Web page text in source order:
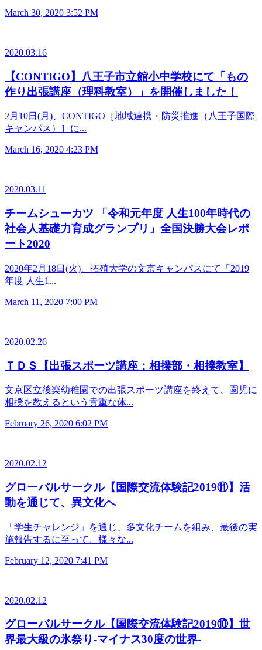
March 30, 2020 3:52 PM
2020.03.16
【CONTIGO】八王子市立館小中学校にて「もの
作り出張講座（理科教室）」を開催しました！
2月10日(月)、CONTIGO［地域連携・防災推進（八王子国際
キャンパス）］に...
March 16, 2020 4:23 PM
2020.03.11
チームシューカツ 「令和元年度 人生100年時代の
社会人基礎力育成グランプリ」全国決勝大会レポ
ート2020
2020年2月18日(火)、拓殖大学の文京キャンパスにて「2019
年度 人生1...
March 11, 2020 7:00 PM
2020.02.26
ＴＤＳ【出張スポーツ講座：相撲部・相撲教室】
文京区立後楽幼稚園での出張スポーツ講座を終えて、園児に
相撲を教えるという貴重な体...
February 26, 2020 6:02 PM
2020.02.12
グローバルサークル【国際交流体験記2019⑪】活
動を通じて、異文化へ
「学生チャレンジ」を通じ、多文化チームを組み、最後の実
施報告するに至って、様々な...
February 12, 2020 7:41 PM
2020.02.12
グローバルサークル【国際交流体験記2019⑩】世
界最大級の氷祭り-マイナス30度の世界-